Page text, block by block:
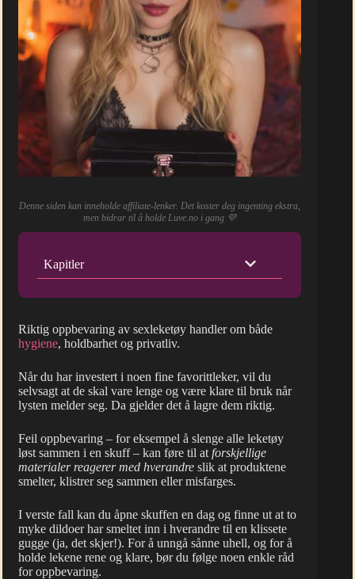
Denne siden kan inneholde affiliate-lenker. Det koster deg ingenting ekstra,
men bidrar til å holde Luve.no i gang 💜
Kapitler
Riktig oppbevaring av sexleketøy handler om både
hygiene, holdbarhet og privatliv.
Når du har investert i noen fine favorittleker, vil du
selvsagt at de skal vare lenge og være klare til bruk når
lysten melder seg. Da gjelder det å lagre dem riktig.
Feil oppbevaring – for eksempel å slenge alle leketøy
løst sammen i en skuff – kan føre til at forskjellige
materialer reagerer med hverandre slik at produktene
smelter, klistrer seg sammen eller misfarges.
I verste fall kan du åpne skuffen en dag og finne ut at to
myke dildoer har smeltet inn i hverandre til en klissete
gugge (ja, det skjer!). For å unngå sånne uhell, og for å
holde lekene rene og klare, bør du følge noen enkle råd
for oppbevaring.